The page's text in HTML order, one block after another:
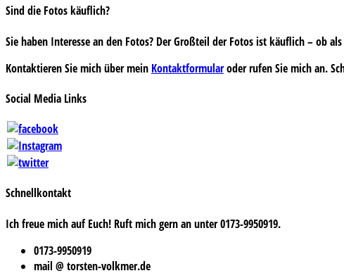
Sind die Fotos käuflich?
Sie haben Interesse an den Fotos? Der Großteil der Fotos ist käuflich – ob
Kontaktieren Sie mich über mein Kontaktformularoder rufen Sie mich an.
Social Media Links
Schnellkontakt
Ich freue mich auf Euch! Ruft mich gern an unter 0173-9950919.
0173-9950919
mail @ torsten-volkmer.de